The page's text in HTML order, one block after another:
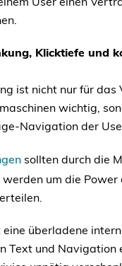
Klicktiefe und
ist nicht nur für das
wichtig,
Navigation der
sollten durch die
um die Power
überladene
Text und Navigation